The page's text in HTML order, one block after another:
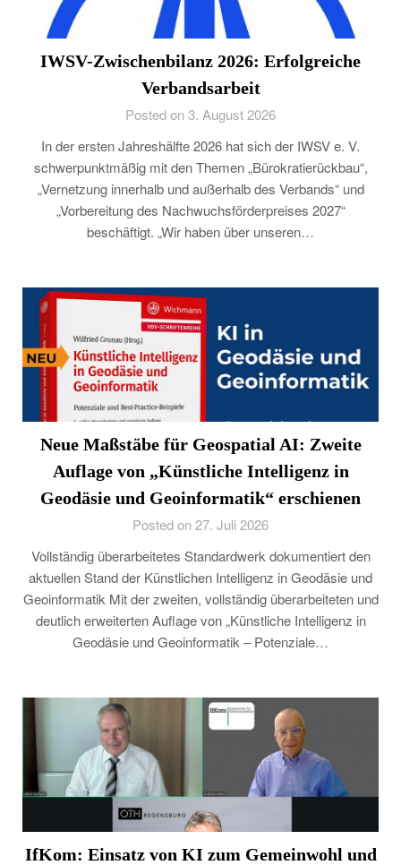
IWSV-Zwischenbilanz 2026: Erfolgreiche
Verbandsarbeit
Posted on 3. August 2026
In der ersten Jahreshälfte 2026 hat sich der IWSV e. V.
schwerpunktmäßig mit den Themen „Bürokratierückbau“,
„Vernetzung innerhalb und außerhalb des Verbands“ und
„Vorbereitung des Nachwuchsförderpreises 2027“
beschäftigt. „Wir haben über unseren…
Neue Maßstäbe für Geospatial AI: Zweite
Auflage von „Künstliche Intelligenz in
Geodäsie und Geoinformatik“ erschienen
Posted on 27. Juli 2026
Vollständig überarbeitetes Standardwerk dokumentiert den
aktuellen Stand der Künstlichen Intelligenz in Geodäsie und
Geoinformatik Mit der zweiten, vollständig überarbeiteten und
deutlich erweiterten Auflage von „Künstliche Intelligenz in
Geodäsie und Geoinformatik – Potenziale…
IfKom: Einsatz von KI zum Gemeinwohl und